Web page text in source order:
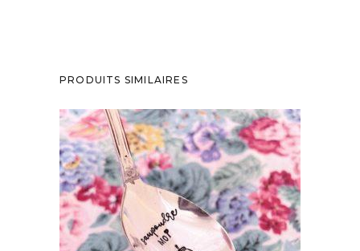
PRODUITS SIMILAIRES
CUILLÈRE ATYPIQUE GRAVÉE VINTAGE :
SAUPOUDRE MOI
35,00 €